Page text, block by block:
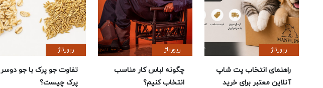
رپورتاژ
راهنمای انتخاب پت شاپ
آنلاین معتبر برای خرید
رپورتاژ
چگونه لباس کار مناسب
انتخاب کنیم؟
رپورتاژ
تفاوت جو پرک با جو دوسر
پرک چیست؟